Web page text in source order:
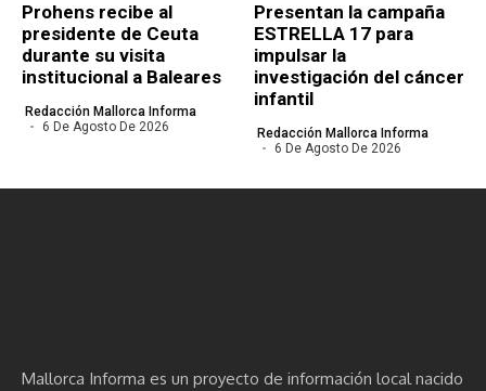
Prohens recibe al
presidente de Ceuta
durante su visita
institucional a Baleares
Redacción Mallorca Informa
6 De Agosto De 2026
Presentan la campaña
ESTRELLA 17 para
impulsar la
investigación del cáncer
infantil
Redacción Mallorca Informa
6 De Agosto De 2026
Mallorca Informa es un proyecto de información local nacido